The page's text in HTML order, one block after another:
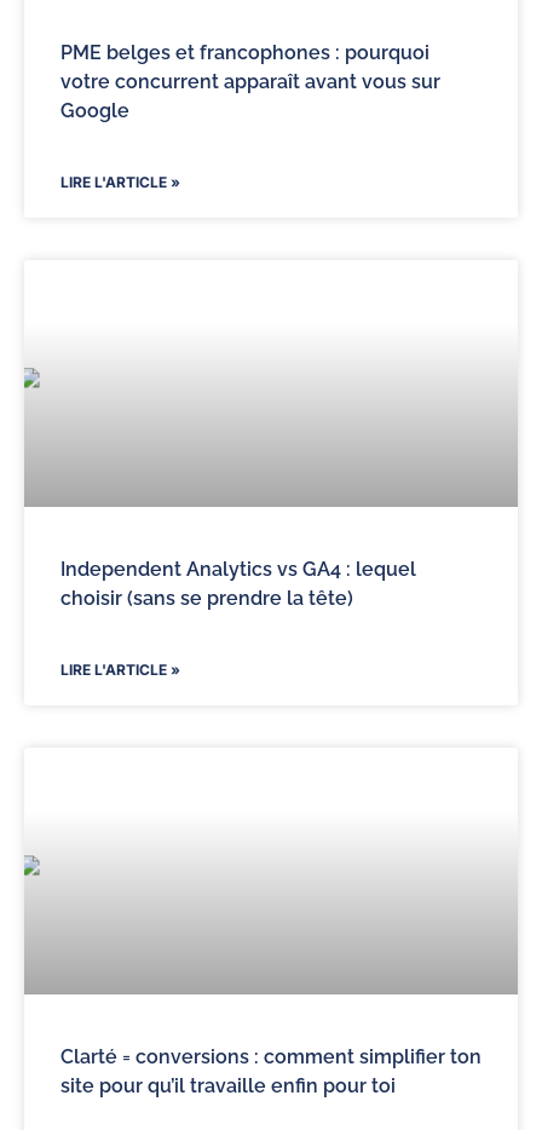
PME belges et francophones : pourquoi
votre concurrent apparaît avant vous sur
Google
LIRE L'ARTICLE »
Independent Analytics vs GA4 : lequel
choisir (sans se prendre la tête)
LIRE L'ARTICLE »
Clarté = conversions : comment simplifier ton
site pour qu’il travaille enfin pour toi